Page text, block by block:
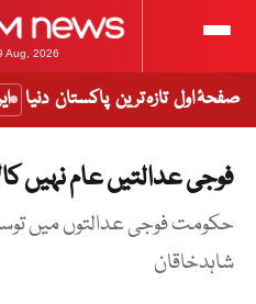
Aug, 2026
صفحۂ اول تازہ ترین پاکستان دنیا
فوجی عدالتیں عام نہیں
حکومت فوجی عدالتوں میں
شاہدخاقان